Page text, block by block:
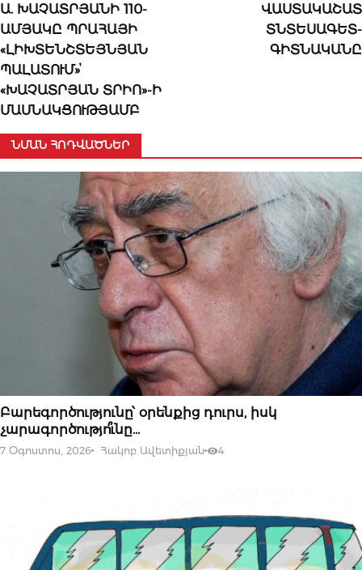
Ա. ԽԱՉԱՏՐՅԱՆԻ 110-
ԱՄՅԱԿԸ ՊՐԱՀԱՅԻ
«ԼԻԽՏԵՆՇՏԵՅՆՅԱՆ
ՊԱԼԱՏՈՒՄ»ՙ
«ԽԱՉԱՏՐՅԱՆ ՏՐԻՈ»-Ի
ՄԱՍՆԱԿՑՈՒԹՅԱՄԲ
ՎԱՍՏԱԿԱՇԱՏ
ՏՆՏԵՍԱԳԵՏ-
ԳԻՏՆԱԿԱՆԸ
ՆՄԱՆ ՀՈԴՎԱԾՆԵՐ
07 ՕԳՈՍՏՈՍԻ, 2026
Բարեգործությունը՝ օրենքից դուրս, իսկ
չարագործությո՞ւնը…
7 Օգոստոս, 2026 Հակոբ Ավետիքյան 4